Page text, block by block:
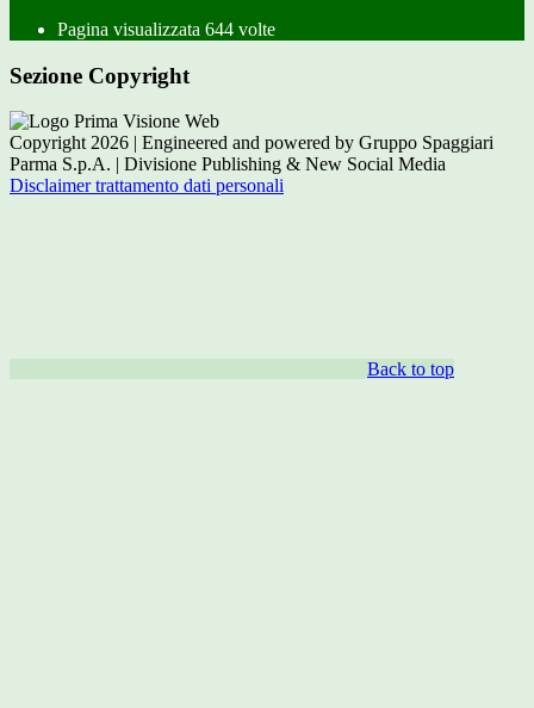
Pagina visualizzata 644 volte
Sezione Copyright
Copyright 2026 | Engineered and powered by Gruppo Spaggiari
Parma S.p.A. | Divisione Publishing & New Social Media
Disclaimer trattamento dati personali
Back to top